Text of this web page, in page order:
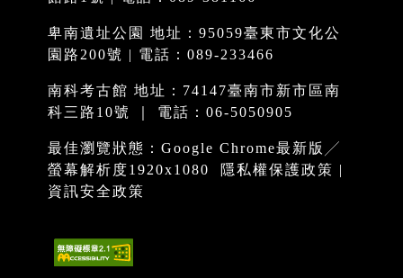
卑南遺址公園 地址：95059臺東市文化公
園路200號 | 電話：089-233466
南科考古館 地址：74147臺南市新市區南
科三路10號 ｜ 電話：06-5050905
最佳瀏覽狀態：Google Chrome最新版╱
螢幕解析度1920x1080
隱私權保護政策 |
資訊安全政策